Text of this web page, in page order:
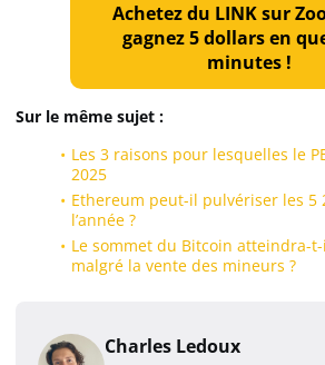
Achetez du LINK sur
gagnez 5 dollars en
minutes !
Sur le même sujet :
Les 3 raisons pour lesquelles le
2025
Ethereum peut-il pulvériser les 5
l’année ?
Le sommet du Bitcoin atteindra-
malgré la vente des mineurs ?
Charles Ledoux